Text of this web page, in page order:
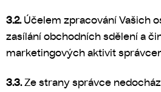
3.2.Účelem zpracování Vašich
zasílání obchodních sdělení a
marketingových aktivit
3.3.Ze strany správce